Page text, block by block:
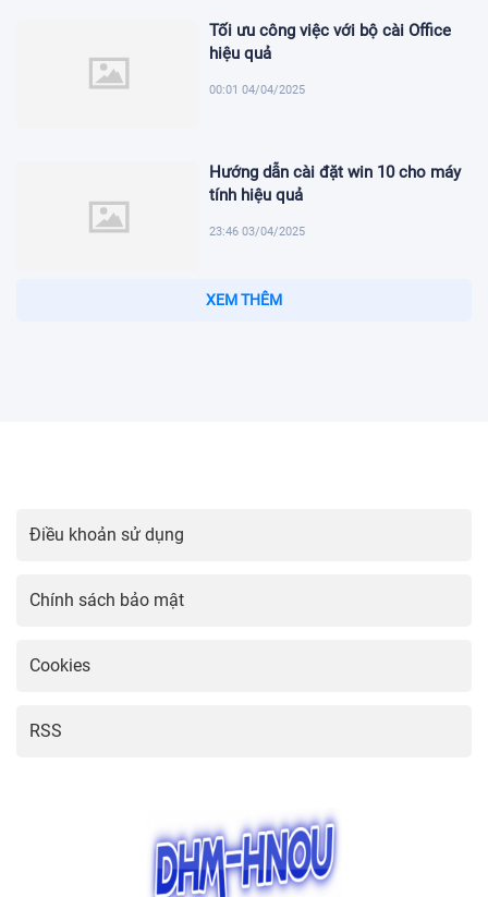
Tối ưu công việc với bộ cài Office
hiệu quả
00:01 04/04/2025
Hướng dẫn cài đặt win 10 cho máy
tính hiệu quả
23:46 03/04/2025
Hướng dẫn cài đặt Grab đơn giản và